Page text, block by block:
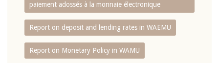
paiement adossés à la monnaie électronique
Report on deposit and lending rates in WAEMU
Report on Monetary Policy in WAMU